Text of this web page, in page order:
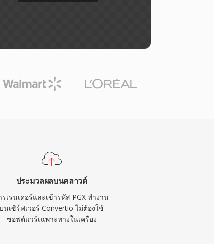
ประมวลผลบนคลาวด์
รเรนเดอร์และเข้ารหัส PGX ทำงาน
บนเซิร์ฟเวอร์ Convertio ไม่ต้องใช้
ซอฟต์แวร์เฉพาะทางในเครื่อง